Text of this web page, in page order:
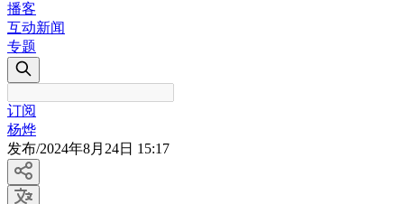
播客
互动新闻
专题
订阅
杨烨
发布/2024年8月24日 15:17